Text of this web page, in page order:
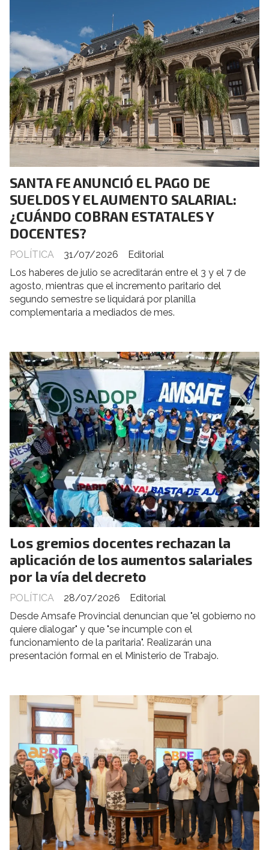
SANTA FE ANUNCIÓ EL PAGO DE
SUELDOS Y EL AUMENTO SALARIAL:
¿CUÁNDO COBRAN ESTATALES Y
DOCENTES?
Editorial
POLÍTICA
31/07/2026
Los haberes de julio se acreditarán entre el 3 y el 7 de
agosto, mientras que el incremento paritario del
segundo semestre se liquidará por planilla
complementaria a mediados de mes.
Los gremios docentes rechazan la
aplicación de los aumentos salariales
por la vía del decreto
Editorial
POLÍTICA
28/07/2026
Desde Amsafe Provincial denuncian que "el gobierno no
quiere dialogar" y que "se incumple con el
funcionamiento de la paritaria". Realizarán una
presentación formal en el Ministerio de Trabajo.